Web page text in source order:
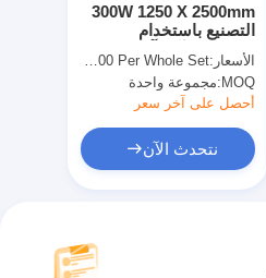
300W 1250 X 2500mm
التصنيع باستخدام
الحاسب الآلي آلة القطع
بالليزر 21mm والخشب
الرقائقي
الأسعار:USD 25000-35000 Per Whole Set
MOQ: مجموعة واحدة
أحصل على آخر سعر
نتحدث الآن